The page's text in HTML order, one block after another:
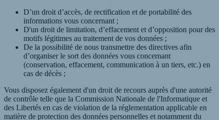
D’un droit d’accès, de rectification et de portabilité des
informations vous concernant ;
D'un droit de limitation, d’effacement et d’opposition pour des
motifs légitimes au traitement de vos données ;
De la possibilité de nous transmettre des directives afin
d’organiser le sort des données vous concernant
(conservation, effacement, communication à un tiers, etc.) en
cas de décès ;
Vous disposez également d'un droit de recours auprès d'une autorité
de contrôle telle que la Commission Nationale de l'Informatique et
des Libertés en cas de violation de la réglementation applicable en
matière de protection des données personnelles et notamment du